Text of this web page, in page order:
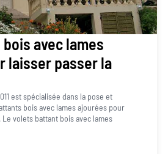
avec lames
laisser passer la
est spécialisée dans la pose et
bois avec lames ajourées pour
volets battant bois avec lames